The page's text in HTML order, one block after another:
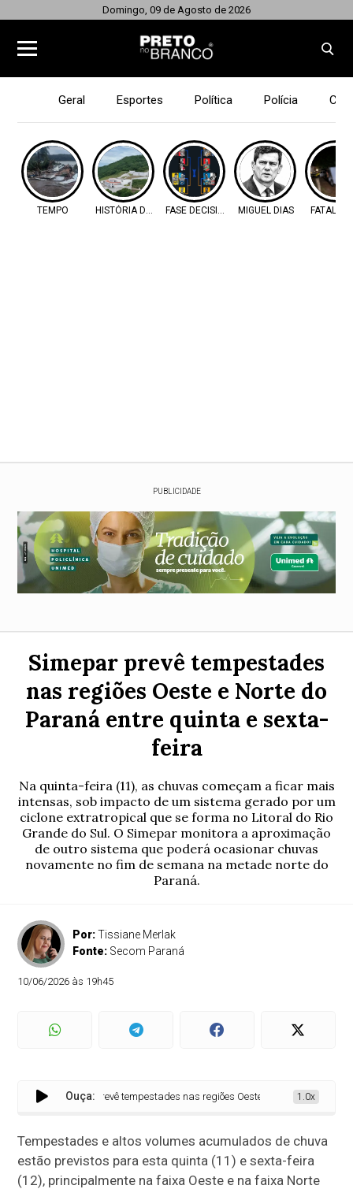
Domingo, 09 de Agosto de 2026
Geral Esportes Política Polícia
TEMPO HISTÓRIA DO OESTEFASE DECISIVA MIGUEL DIAS
PUBLICIDADE
Simepar prevê tempestades
nas regiões Oeste e Norte do
Paraná entre quinta e sexta-
feira
Na quinta-feira (11), as chuvas começam a ficar mais
intensas, sob impacto de um sistema gerado por um
ciclone extratropical que se forma no Litoral do Rio
Grande do Sul. O Simepar monitora a aproximação
de outro sistema que poderá ocasionar chuvas
novamente no fim de semana na metade norte do
Paraná.
Por:Tissiane Merlak
Fonte: Secom Paraná
10/06/2026 às 19h45
Ouça:
Simepar prevê tempestades nas regiões Oeste e Norte do Paraná entre
1.0x
Tempestades e altos volumes acumulados de chuva
estão previstos para esta quinta (11) e sexta-feira
(12), principalmente na faixa Oeste e na faixa Norte